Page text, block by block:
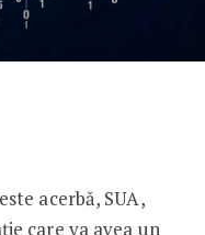
AI-ul
acerbă, SUA,
care va avea un